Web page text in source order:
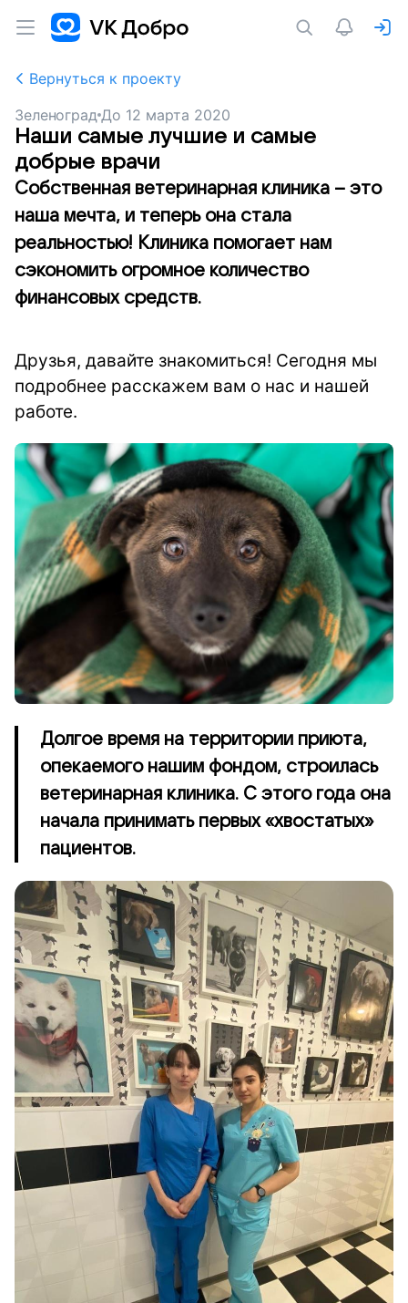
Вернуться к проекту
Зеленоград До 12 марта 2020
Наши самые лучшие и самые
добрые врачи
Собственная ветеринарная клиника – это
наша мечта, и теперь она стала
реальностью! Клиника помогает нам
сэкономить огромное количество
финансовых средств.
Друзья, давайте знакомиться! Сегодня мы
подробнее расскажем вам о нас и нашей
работе.
Долгое время на территории приюта,
опекаемого нашим фондом, строилась
ветеринарная клиника. С этого года она
начала принимать первых «хвостатых»
пациентов.